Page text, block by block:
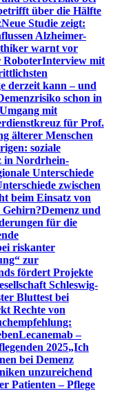
über die Hälfte
Neue Studie zeigt:
Alzheimer-
warnt vor
RoboterInterview mit
derzeit kann – und
schon in
mit
für Prof.
älterer Menschen
soziale
in Nordrhein-
Unterschiede
zwischen
beim Einsatz von
Gehirn?Demenz und
für die
riskanter
zur
fördert Projekte
Schleswig-
Bluttest bei
Rechte von
Lecanemab –
2025„Ich
bei Demenz
unzureichend
Patienten – Pflege